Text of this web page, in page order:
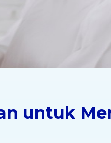
untuk